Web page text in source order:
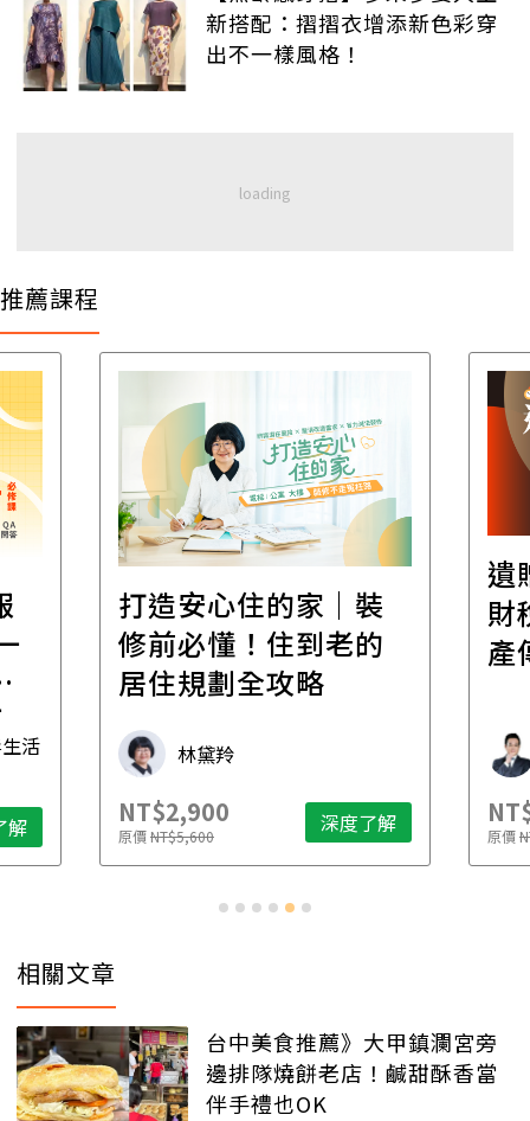
新搭配：摺摺衣增添新色彩穿
出不一樣風格！
推薦課程
活
解
打造安心住的家｜裝
修前必懂！住到老的
居住規劃全攻略
林黛羚
NT$2,900
原價NT$5,600 深度了解
遺
財
產
原價
相關文章
台中美食推薦》大甲鎮瀾宮旁
邊排隊燒餅老店！鹹甜酥香當
伴手禮也OK